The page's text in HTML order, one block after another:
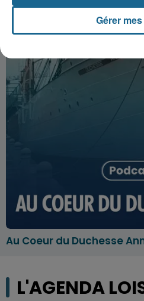
Au Coeur du Duchesse
L'AGENDA
Gérer